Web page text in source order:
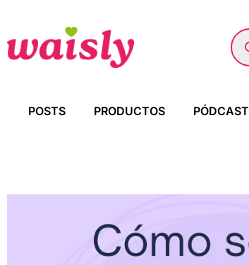
POSTS PRODUCTOS PÓDCAST